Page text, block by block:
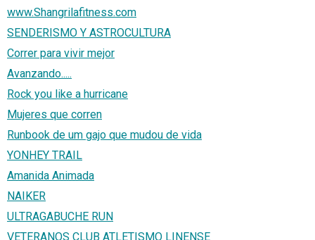
www.Shangrilafitness.com
SENDERISMO Y ASTROCULTURA
Correr para vivir mejor
Avanzando.....
Rock you like a hurricane
Mujeres que corren
Runbook de um gajo que mudou de vida
YONHEY TRAIL
Amanida Animada
NAIKER
ULTRAGABUCHE RUN
VETERANOS CLUB ATLETISMO LINENSE